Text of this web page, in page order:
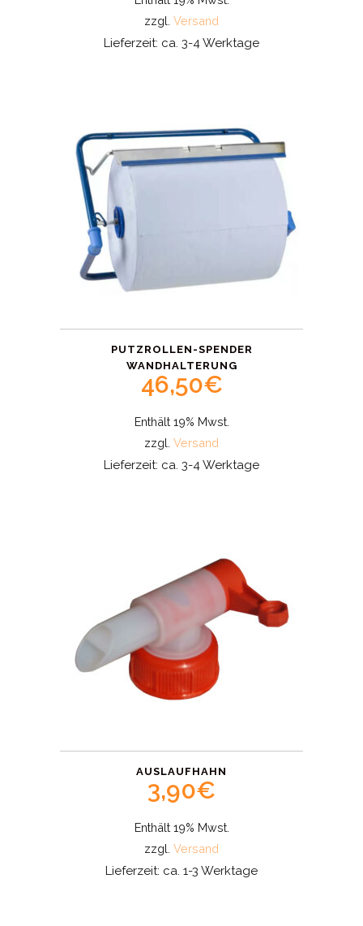
zzgl. Versand
Lieferzeit: ca. 3-4 Werktage
PUTZROLLEN-SPENDER
WANDHALTERUNG
46,50€
Enthält 19% Mwst.
zzgl. Versand
Lieferzeit: ca. 3-4 Werktage
AUSLAUFHAHN
3,90€
Enthält 19% Mwst.
zzgl. Versand
Lieferzeit: ca. 1-3 Werktage